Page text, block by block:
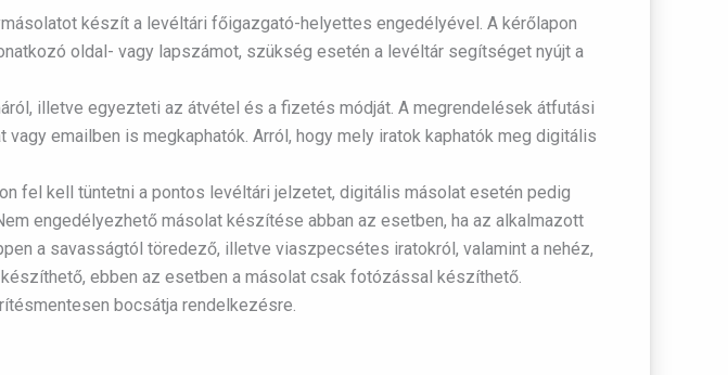
készít a levéltári főigazgató-helyettes engedélyével. A kérőlapon
oldal- vagy lapszámot, szükség esetén a levéltár segítséget nyújt a
illetve egyezteti az átvétel és a fizetés módját. A megrendelések átfutási
emailben is megkaphatók. Arról, hogy mely iratok kaphatók meg digitális
fel kell tüntetni a pontos levéltári jelzetet, digitális másolat esetén pedig
engedélyezhető másolat készítése abban az esetben, ha az alkalmazott
a savasságtól töredező, illetve viaszpecsétes iratokról, valamint a nehéz,
ebben az esetben a másolat csak fotózással készíthető.
bocsátja rendelkezésre.